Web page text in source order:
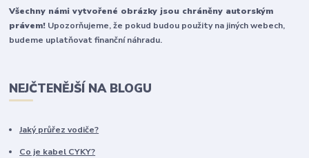
Všechny námi vytvořené obrázky jsou chráněny autorským
právem! Upozorňujeme, že pokud budou použity na jiných webech,
budeme uplatňovat finanční náhradu.
NEJČTENĚJŠÍ NA BLOGU
Jaký průřez vodiče?
Co je kabel CYKY?